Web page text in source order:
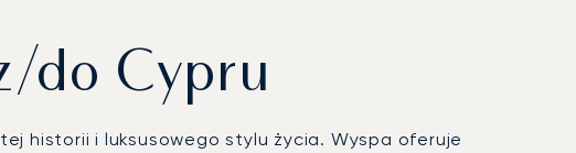
do Cypru
historii i luksusowego stylu życia. Wyspa oferuje